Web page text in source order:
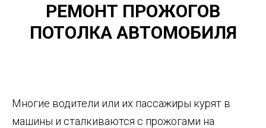
РЕМОНТ ПРОЖОГОВ
ПОТОЛКА АВТОМОБИЛЯ
Многие водители или их пассажиры курят в
машины и сталкиваются с прожогами на